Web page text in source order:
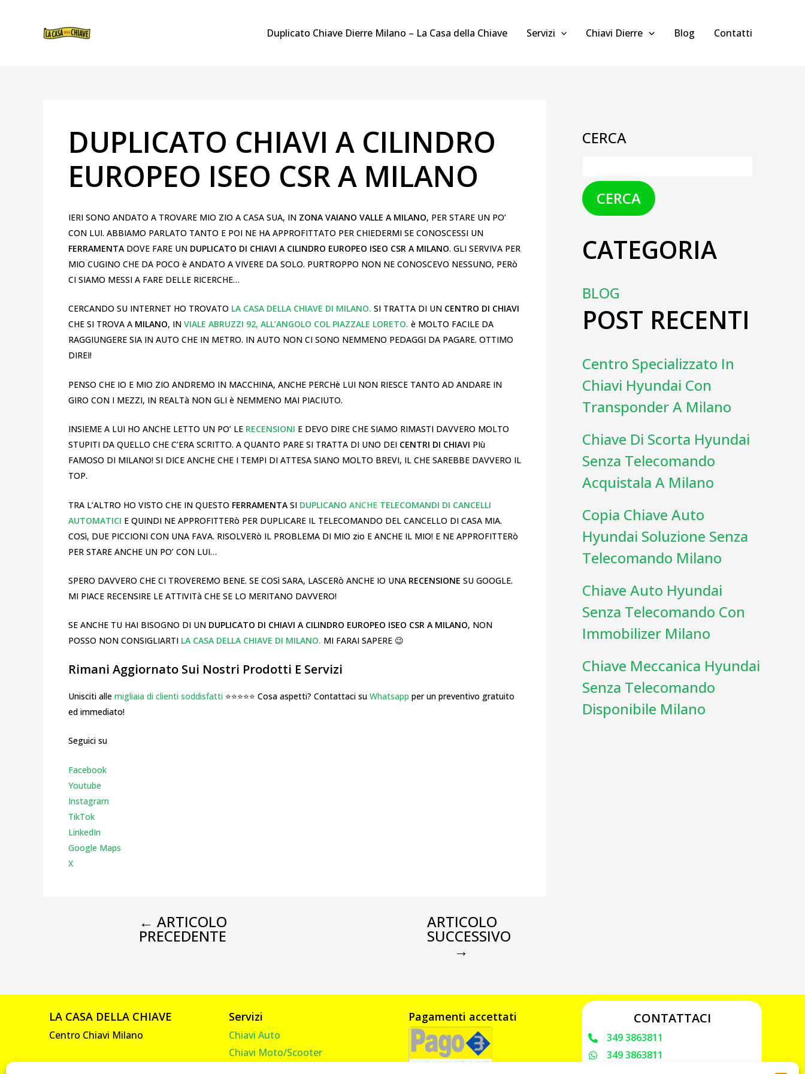
CONTENUTO
Duplicato Chiave Dierre Milano – La Casa della Chiave Servizi Chiavi Dierre Blog Contatti
DUPLICATO CHIAVI A CILINDRO
EUROPEO ISEO CSR A MILANO
IERI SONO ANDATO A TROVARE MIO ZIO A CASA SUA, IN ZONA VAIANO VALLE A MILANO, PER STARE UN PO’
CON LUI. ABBIAMO PARLATO TANTO E POI NE HA APPROFITTATO PER CHIEDERMI SE CONOSCESSI UN
FERRAMENTA DOVE FARE UN DUPLICATO DI CHIAVI A CILINDRO EUROPEO ISEO CSR A MILANO. GLI SERVIVA PER
MIO CUGINO CHE DA POCO è ANDATO A VIVERE DA SOLO. PURTROPPO NON NE CONOSCEVO NESSUNO, PERò
CI SIAMO MESSI A FARE DELLE RICERCHE…
CERCANDO SU INTERNET HO TROVATO LA CASA DELLA CHIAVE DI MILANO. SI TRATTA DI UN CENTRO DI CHIAVI
CHE SI TROVA A MILANO, IN VIALE ABRUZZI 92, ALL’ANGOLO COL PIAZZALE LORETO. è MOLTO FACILE DA
RAGGIUNGERE SIA IN AUTO CHE IN METRO. IN AUTO NON CI SONO NEMMENO PEDAGGI DA PAGARE. OTTIMO
DIREI!
PENSO CHE IO E MIO ZIO ANDREMO IN MACCHINA, ANCHE PERCHè LUI NON RIESCE TANTO AD ANDARE IN
GIRO CON I MEZZI, IN REALTà NON GLI è NEMMENO MAI PIACIUTO.
INSIEME A LUI HO ANCHE LETTO UN PO’ LE RECENSIONI E DEVO DIRE CHE SIAMO RIMASTI DAVVERO MOLTO
STUPITI DA QUELLO CHE C’ERA SCRITTO. A QUANTO PARE SI TRATTA DI UNO DEI CENTRI DI CHIAVI PIù
FAMOSO DI MILANO! SI DICE ANCHE CHE I TEMPI DI ATTESA SIANO MOLTO BREVI, IL CHE SAREBBE DAVVERO IL
TOP.
TRA L’ALTRO HO VISTO CHE IN QUESTO FERRAMENTA SI DUPLICANO ANCHE TELECOMANDI DI CANCELLI
AUTOMATICI E QUINDI NE APPROFITTERò PER DUPLICARE IL TELECOMANDO DEL CANCELLO DI CASA MIA.
COSì, DUE PICCIONI CON UNA FAVA. RISOLVERò IL PROBLEMA DI MIO zio E ANCHE IL MIO! E NE APPROFITTERò
PER STARE ANCHE UN PO’ CON LUI…
SPERO DAVVERO CHE CI TROVEREMO BENE. SE COSì SARA, LASCERò ANCHE IO UNA RECENSIONE SU GOOGLE.
MI PIACE RECENSIRE LE ATTIVITà CHE SE LO MERITANO DAVVERO!
SE ANCHE TU HAI BISOGNO DI UN DUPLICATO DI CHIAVI A CILINDRO EUROPEO ISEO CSR A MILANO, NON
POSSO NON CONSIGLIARTI LA CASA DELLA CHIAVE DI MILANO. MI FARAI SAPERE 😉
Rimani Aggiornato Sui Nostri Prodotti E Servizi
Unisciti alle migliaia di clienti soddisfatti ⭐⭐⭐⭐⭐ Cosa aspetti? Contattaci su Whatsapp per un preventivo gratuito
ed immediato!
Seguici su
Facebook
Youtube
Instagram
TikTok
LinkedIn
Google Maps
X
← ARTICOLO
PRECEDENTE
ARTICOLO
SUCCESSIVO
→
CERCA
CERCA
CATEGORIA
BLOG
POST RECENTI
Centro Specializzato In
Chiavi Hyundai Con
Transponder A Milano
Chiave Di Scorta Hyundai
Senza Telecomando
Acquistala A Milano
Copia Chiave Auto
Hyundai Soluzione Senza
Telecomando Milano
Chiave Auto Hyundai
Senza Telecomando Con
Immobilizer Milano
Chiave Meccanica Hyundai
Senza Telecomando
Disponibile Milano
LA CASA DELLA CHIAVE
Centro Chiavi Milano
Servizi
Chiavi Auto
Chiavi Moto/Scooter
Pagamenti accettati CONTATTACI
349 3863811
349 3863811